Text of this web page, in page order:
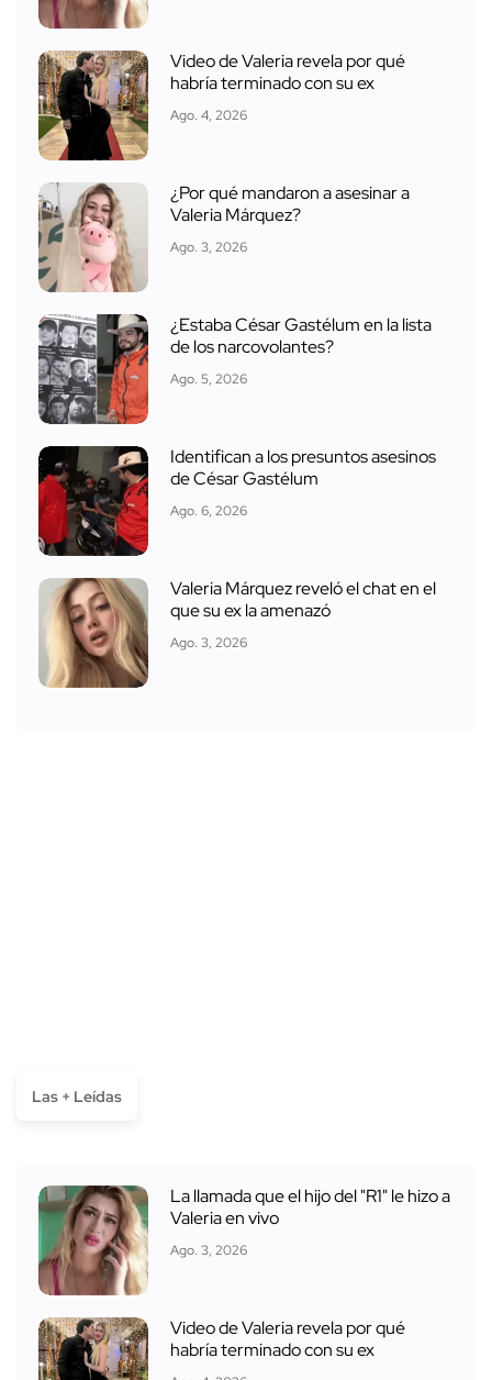
Video de Valeria revela por qué
habría terminado con su ex
Ago. 4, 2026
¿Por qué mandaron a asesinar a
Valeria Márquez?
Ago. 3, 2026
¿Estaba César Gastélum en la lista
de los narcovolantes?
Ago. 5, 2026
Identifican a los presuntos asesinos
de César Gastélum
Ago. 6, 2026
Valeria Márquez reveló el chat en el
que su ex la amenazó
Ago. 3, 2026
Las + Leídas
La llamada que el hijo del "R1" le hizo a
Valeria en vivo
Ago. 3, 2026
Video de Valeria revela por qué
habría terminado con su ex